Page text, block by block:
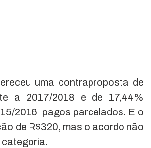
uma contraproposta de
a 2017/2018 e de 17,44%
2016 pagos parcelados. E o
de R$320, mas o acordo não
categoria.